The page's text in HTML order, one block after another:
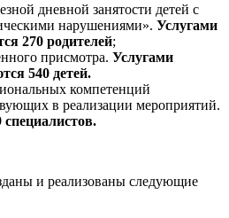
дневной занятости детей с
нарушениями». Услугами
270 родителей;
присмотра. Услугами
540 детей.
компетенций
в реализации мероприятий.
и реализованы следующие